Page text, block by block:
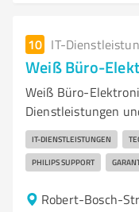
10 IT-
Weiß Büro-
Weiß Büro-
Dienstleistungen
IT-DIENSTLEISTUNGEN
PHILIPS SUPPORT
Robert-Bosch-